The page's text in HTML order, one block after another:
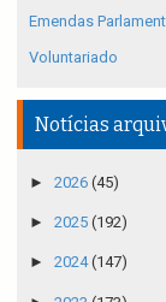
Emendas
Voluntariado
Notícias
► 2026 (45)
► 2025 (192)
► 2024(147)